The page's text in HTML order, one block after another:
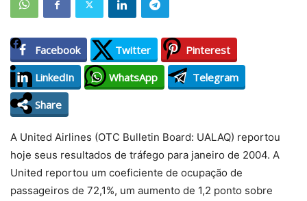
Facebook Twitter
Pinterest
LinkedIn
WhatsApp
Telegram
Share
A United Airlines (OTC Bulletin Board: UALAQ) reportou
hoje seus resultados de tráfego para janeiro de 2004. A
United reportou um coeficiente de ocupação de
passageiros de 72,1%, um aumento de 1,2 ponto sobre